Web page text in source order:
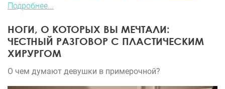
Подробнее...
НОГИ, О КОТОРЫХ ВЫ МЕЧТАЛИ:
ЧЕСТНЫЙ РАЗГОВОР С ПЛАСТИЧЕСКИМ
ХИРУРГОМ
О чем думают девушки в примерочной?